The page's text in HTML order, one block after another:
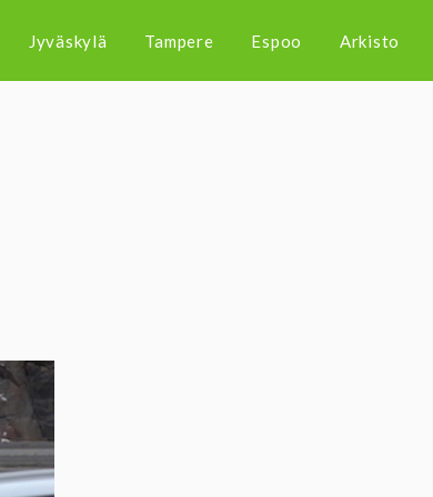
Jyväskylä Tampere Espoo Arkisto